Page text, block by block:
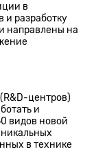
в
и разработку
направлены на
центров)
и
видов новой
в технике